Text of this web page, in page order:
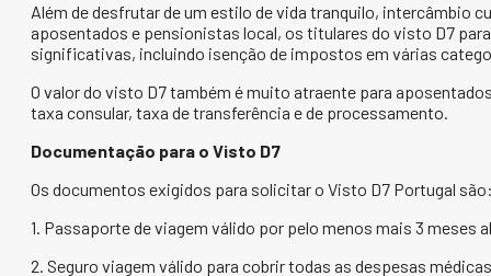
Além de desfrutar de um estilo de vida tranquilo, intercâmbio
aposentados e pensionistas local, os titulares do visto D7
significativas, incluindo isenção de impostos em várias
O valor do visto D7 também é muito atraente para
taxa consular, taxa de transferência e de processamento.
Documentação para o Visto D7
Os documentos exigidos para solicitar o Visto D7 Portugal
1. Passaporte de viagem válido por pelo menos mais 3 meses
2. Seguro viagem válido para cobrir todas as despesas